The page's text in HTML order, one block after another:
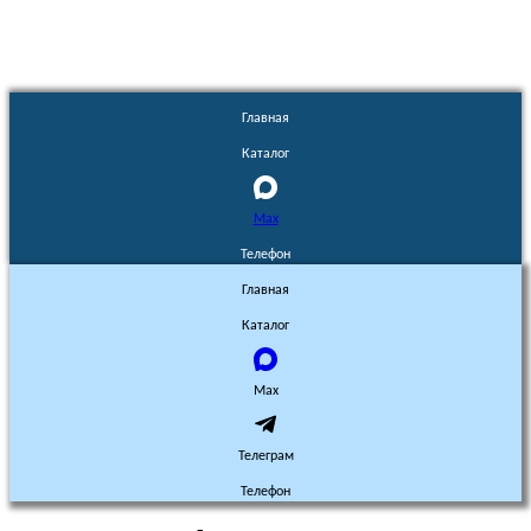
Главная
Каталог
Max
Телефон
Главная
Каталог
Max
Телеграм
Телефон